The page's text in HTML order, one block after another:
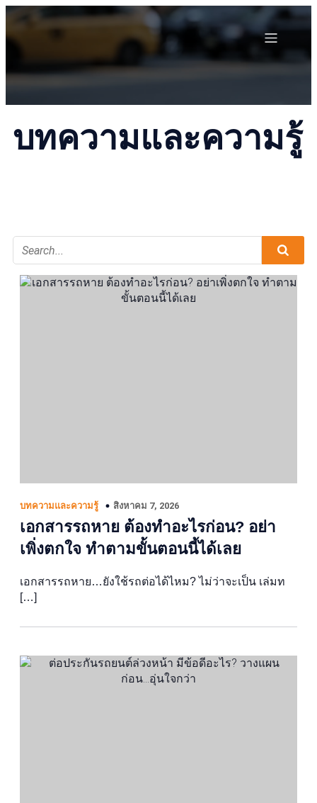
บทความและความรู้
บทความและความรู้ สิงหาคม 7, 2026
เอกสารรถหาย ต้องทำอะไรก่อน? อย่า
เพิ่งตกใจ ทำตามขั้นตอนนี้ได้เลย
เอกสารรถหาย…ยังใช้รถต่อได้ไหม? ไม่ว่าจะเป็น เล่มท
[…]